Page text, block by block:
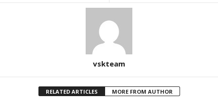
vskteam
RELATED ARTICLES MORE FROM AUTHOR